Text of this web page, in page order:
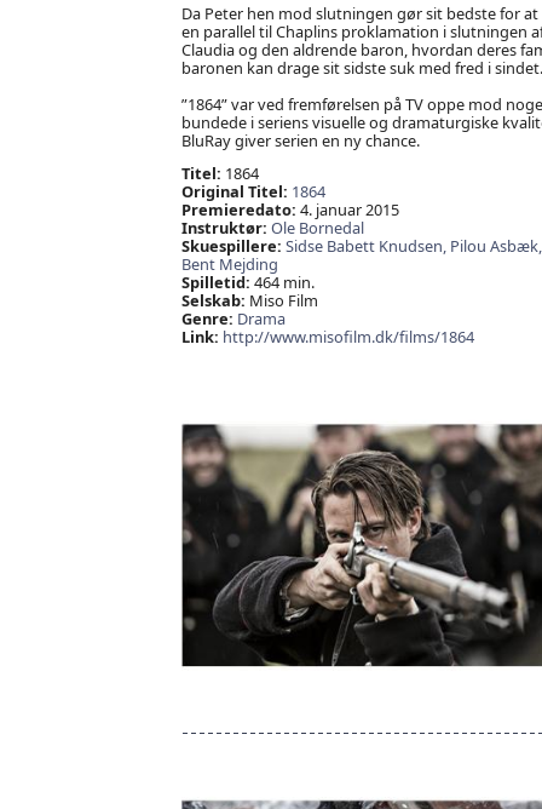
Da Peter hen mod slutningen gør sit bedste for
en parallel til Chaplins proklamation i slutningen
Claudia og den aldrende baron, hvordan deres
baronen kan drage sit sidste suk med fred i sindet.
”1864” var ved fremførelsen på TV oppe mod
bundede i seriens visuelle og dramaturgiske
BluRay giver serien en ny chance.
Titel: 1864
Original Titel: 1864
Premieredato: 4. januar 2015
Instruktør: Ole Bornedal
Skuespillere: Sidse Babett Knudsen, Pilou
Bent Mejding
Spilletid: 464 min.
Selskab: Miso Film
Genre: Drama
Link: http://www.misofilm.dk/films/1864